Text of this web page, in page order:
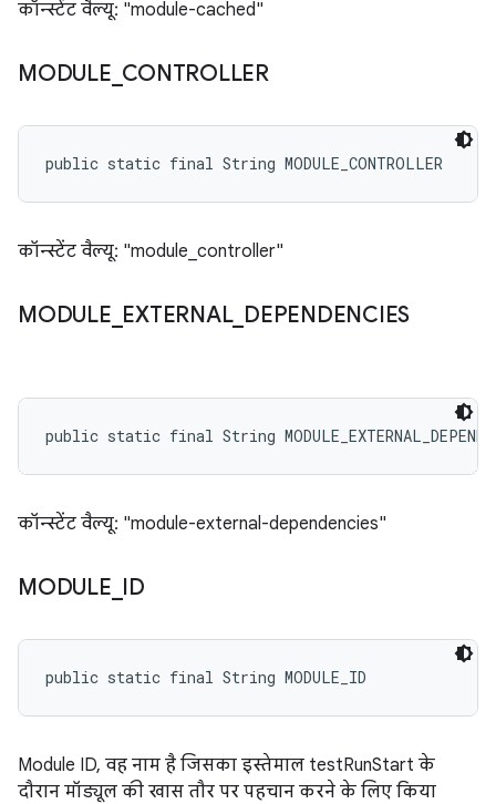
कॉन्स्टेंट वैल्यू: "module-cached"
MODULE CONTROLLER
public static final String MODULE_CONTROLLER
कॉन्स्टेंट वैल्यू: "module_controller"
MODULE EXTERNAL_ DEPENDENCIES
public static final String
कॉन्स्टेंट वैल्यू: "module-external-dependencies"
MODULE ID
public static final String MODULE_ID
Module ID, वह नाम है जिसका इस्तेमाल testRunStart के
दौरान मॉड्यूल की खास तौर पर पहचान करने के लिए किया